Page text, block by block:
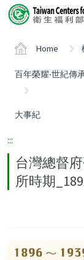
Center
block
Home
百年榮耀‧世紀傳
大事紀
:::
台灣總督
所時期